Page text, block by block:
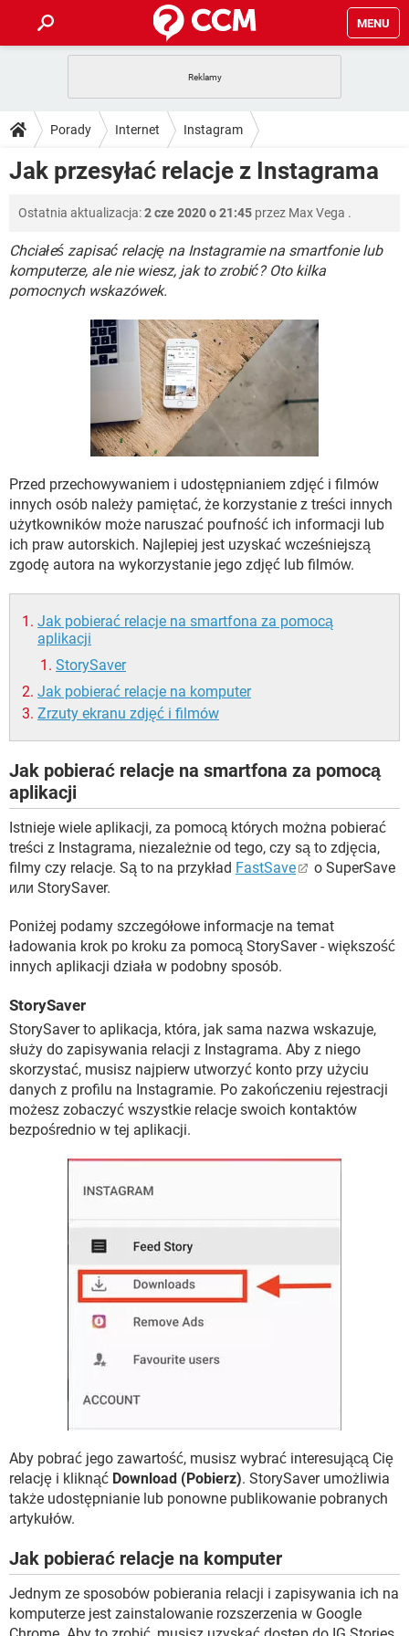
MENU
GRY WHATSAPP
SPOTIFY NETFLIX
PORADY
PlayStation TIKTOK
GRY WHATSAPP
SPOTIFY NETFLIX
INSTAGRAM FACEBOOK
WINDOWS 10
DO POBRANIA
IOS NETFLIX
INSTAGRAM
FORUM
COVID-19
GRY WHATSAPP
FACEBOOK
ARTYKUŁY
COVID-19
WHATSAPP
NETFLIX
FACEBOOK
Porady Internet Instagram
Jak przesyłać relacje z Instagrama
Ostatnia aktualizacja:2 cze 2020 o 21:45 przez Max Vega .
Chciałeś zapisać relację na Instagramie na smartfonie lub
komputerze, ale nie wiesz, jak to zrobić? Oto kilka
pomocnych wskazówek.
Przed przechowywaniem i udostępnianiem zdjęć i filmów
innych osób należy pamiętać, że korzystanie z treści innych
użytkowników może naruszać poufność ich informacji lub
ich praw autorskich. Najlepiej jest uzyskać wcześniejszą
zgodę autora na wykorzystanie jego zdjęć lub filmów.
Jak pobierać relacje na smartfona za pomocą
aplikacji
StorySaver
Jak pobierać relacje na komputer
Zrzuty ekranu zdjęć i filmów
Jak pobierać relacje na smartfona za pomocą
aplikacji
Istnieje wiele aplikacji, za pomocą których można pobierać
treści z Instagrama, niezależnie od tego, czy są to zdjęcia,
filmy czy relacje. Są to na przykład FastSave
o SuperSave
или StorySaver.
Poniżej podamy szczegółowe informacje na temat
ładowania krok po kroku za pomocą StorySaver - większość
innych aplikacji działa w podobny sposób.
StorySaver
StorySaver to aplikacja, która, jak sama nazwa wskazuje,
służy do zapisywania relacji z Instagrama. Aby z niego
skorzystać, musisz najpierw utworzyć konto przy użyciu
danych z profilu na Instagramie. Po zakończeniu rejestracji
możesz zobaczyć wszystkie relacje swoich kontaktów
bezpośrednio w tej aplikacji.
Aby pobrać jego zawartość, musisz wybrać interesującą Cię
relację i kliknąć Download (Pobierz). StorySaver umożliwia
także udostępnianie lub ponowne publikowanie pobranych
artykułów.
Jak pobierać relacje na komputer
Jednym ze sposobów pobierania relacji i zapisywania ich na
komputerze jest zainstalowanie rozszerzenia w Google